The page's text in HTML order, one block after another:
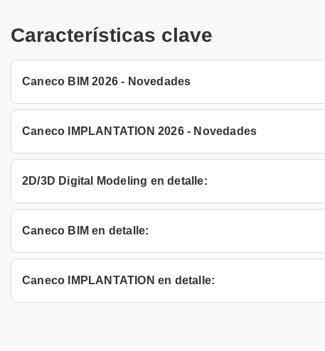
Características clave
Caneco BIM 2026 - Novedades
Caneco IMPLANTATION 2026 - Novedades
2D/3D Digital Modeling en detalle:
Caneco BIM en detalle:
Caneco IMPLANTATION en detalle: